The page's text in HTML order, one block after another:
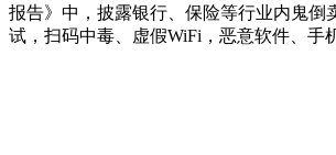
报告》中，披露银行、保险等行业内鬼倒
试，扫码中毒、虚假WiFi，恶意软件、手